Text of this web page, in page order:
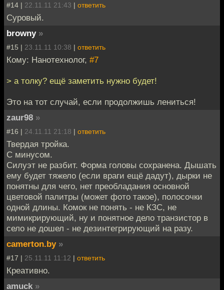
#14 | 22.11.11 21:43 | ответить
Суровый.
browny »
#15 | 23.11.11 10:38 | ответить
Кому: Нанотехнолог, #7
> а толку? ещё заметить нужно будет!
Это на тот случай, если продолжишь лениться!
zaur98 »
#16 | 24.11.11 21:18 | ответить
Твердая тройка.
С минусом.
Силуэт не разбит. Форма головы сохранена. Дышать
ему будет тяжело (если враги ещё дадут), дырки не
понятны для чего, нет преобладания основной
цветовой палитры (может фото такое), полосочки
одной длины. Комок не понять - не КЗС, не
мимикрирующий, ну и понятное дело транзистор в
село не дошел - не дезинтегрирующий на разу.
camerton.by »
#17 | 25.11.11 11:12 | ответить
Креативно.
amuck »